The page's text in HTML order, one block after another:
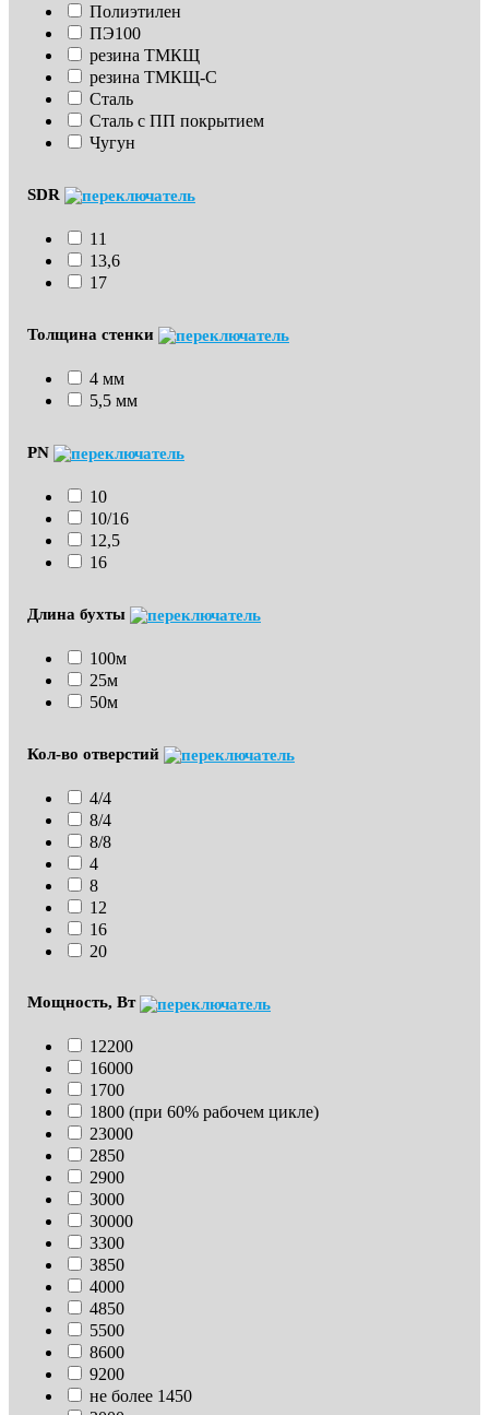
Полиэтилен
ПЭ100
резина ТМКЩ
резина ТМКЩ-С
Сталь
Сталь с ПП покрытием
Чугун
SDR
11
13,6
17
Толщина стенки
4 мм
5,5 мм
PN
10
10/16
12,5
16
Длина бухты
100м
25м
50м
Кол-во отверстий
4/4
8/4
8/8
4
8
12
16
20
Мощность, Вт
12200
16000
1700
1800 (при 60% рабочем цикле)
23000
2850
2900
3000
30000
3300
3850
4000
4850
5500
8600
9200
не более 1450